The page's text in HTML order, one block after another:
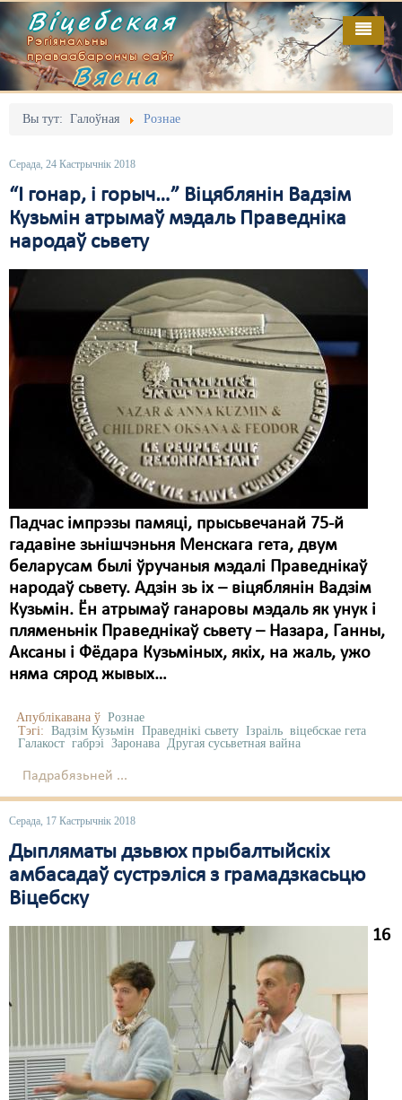
Віцебская
Рэгіянальны
праваабарончы сайт
Вясна
Вы тут: Галоўная Рознае
Серада, 24 Кастрычнік 2018
“І гонар, і горыч…” Віцяблянін Вадзім
Кузьмін атрымаў мэдаль Праведніка
народаў сьвету
Падчас імпрэзы памяці, прысьвечанай 75-й
гадавіне зьнішчэньня Менскага гета, двум
беларусам былі ўручаныя мэдалі Праведнікаў
народаў сьвету. Адзін зь іх – віцяблянін Вадзім
Кузьмін. Ён атрымаў ганаровы мэдаль як унук і
пляменьнік Праведнікаў сьвету – Назара, Ганны,
Аксаны і Фёдара Кузьміных, якіх, на жаль, ужо
няма сярод жывых…
Апублікавана ў Рознае
Тэгі: Вадзім Кузьмін Праведнікі сьвету Ізраіль віцебскае гета
Галакост габрэі Заронава Другая сусьветная вайна
Падрабязьней ...
Серада, 17 Кастрычнік 2018
Дыпляматы дзьвюх прыбалтыйскіх
амбасадаў сустрэліся з грамадзкасьцю
Віцебску
16
Галоўная
Адміністрацыйны перасьлед
Безбар'ернае асяродзьдзе
Выбары
Дыскрымінацыя
Затрыманьні
Карная псыхіятрыя
Культурныя правы
ЛПП
Мігранты
Мірныя сходы
Палітвязьні
Праваабаронцы
Пэнітэнцыярная сыстэма
Рознае
Свабода сумленьня
Суд
Правы працоўных
Сацыяльныя правы
Выданьні
Кантакт
Пра нас